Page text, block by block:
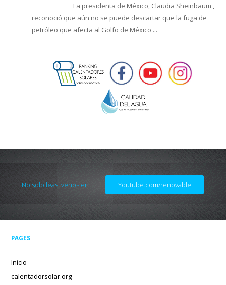
La presidenta de México, Claudia Sheinbaum ,
reconoció que aún no se puede descartar que la fuga de
petróleo que afecta al Golfo de México ...
No solo leas, venos en Youtube.com/renovable
PAGES
Inicio
calentadorsolar.org